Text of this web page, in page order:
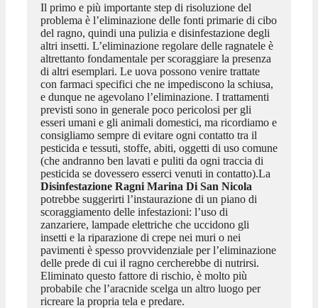
Il primo e più importante step di risoluzione del
problema è l’eliminazione delle fonti primarie di cibo
del ragno, quindi una pulizia e disinfestazione degli
altri insetti. L’eliminazione regolare delle ragnatele è
altrettanto fondamentale per scoraggiare la presenza
di altri esemplari. Le uova possono venire trattate
con farmaci specifici che ne impediscono la schiusa,
e dunque ne agevolano l’eliminazione. I trattamenti
previsti sono in generale poco pericolosi per gli
esseri umani e gli animali domestici, ma ricordiamo e
consigliamo sempre di evitare ogni contatto tra il
pesticida e tessuti, stoffe, abiti, oggetti di uso comune
(che andranno ben lavati e puliti da ogni traccia di
pesticida se dovessero esserci venuti in contatto).La
Disinfestazione Ragni Marina Di San Nicola
potrebbe suggerirti l’instaurazione di un piano di
scoraggiamento delle infestazioni: l’uso di
zanzariere, lampade elettriche che uccidono gli
insetti e la riparazione di crepe nei muri o nei
pavimenti è spesso provvidenziale per l’eliminazione
delle prede di cui il ragno cercherebbe di nutrirsi.
Eliminato questo fattore di rischio, è molto più
probabile che l’aracnide scelga un altro luogo per
ricreare la propria tela e predare.